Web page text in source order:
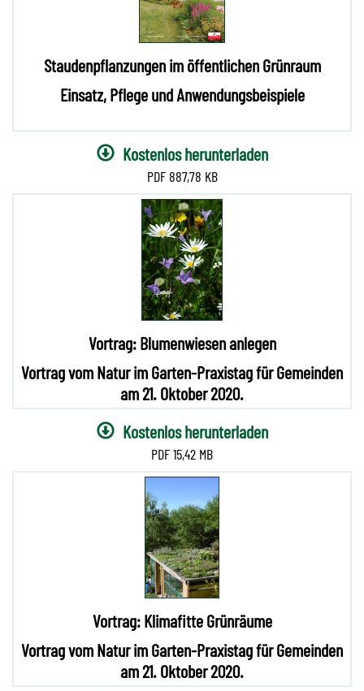
Staudenpflanzungen im öffentlichen Grünraum
Einsatz, Pflege und Anwendungsbeispiele
Kostenlos herunterladen
887,78 KB
Vortrag: Blumenwiesen anlegen
Vortrag vom Natur im Garten-Praxistag für Gemeinden
am 21. Oktober 2020.
Kostenlos herunterladen
15,42 MB
Vortrag: Klimafitte Grünräume
Vortrag vom Natur im Garten-Praxistag für Gemeinden
am 21. Oktober 2020.